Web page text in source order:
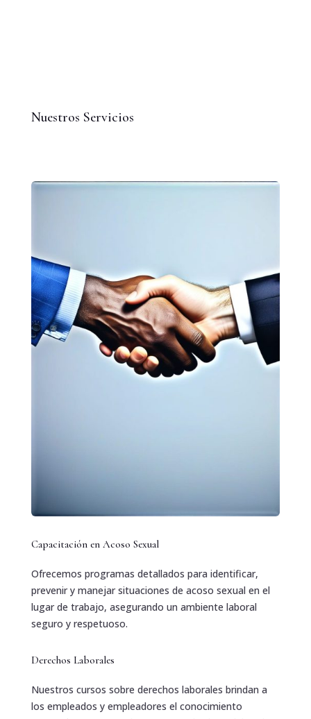
Nuestros Servicios
Capacitación en Acoso Sexual
Ofrecemos programas detallados para identificar,
prevenir y manejar situaciones de acoso sexual en el
lugar de trabajo, asegurando un ambiente laboral
seguro y respetuoso.
Derechos Laborales
Nuestros cursos sobre derechos laborales brindan a
los empleados y empleadores el conocimiento